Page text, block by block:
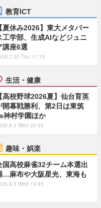
教育ICT
【夏休み2026】東大メタバー
工学部、生成AIなどジュニ
講座6選
Thu 11:15
生活・健康
【高校野球2026夏】仙台育英
開幕戦勝利、第2日は東筑
神村学園ほか
Wed 20:32
趣味・娯楽
国高校麻雀32チーム本選出
…麻布や大阪星光、東海も
Wed 19:45